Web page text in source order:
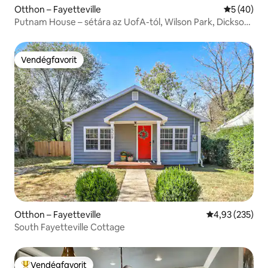
Otthon – Fayetteville Átlagos
5 (40)
Putnam House – sétára az UofA-tól, Wilson Park, Dickson
Vendégfavorit
Vendégfavorit
Otthon – Fayetteville Átlagos
4,93 (235)
South Fayetteville Cottage
Vendégfavorit